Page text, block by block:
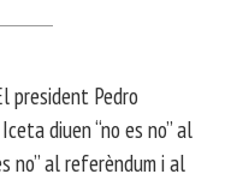
president Pedro
diuen “no es no” al
no” al referèndum i al